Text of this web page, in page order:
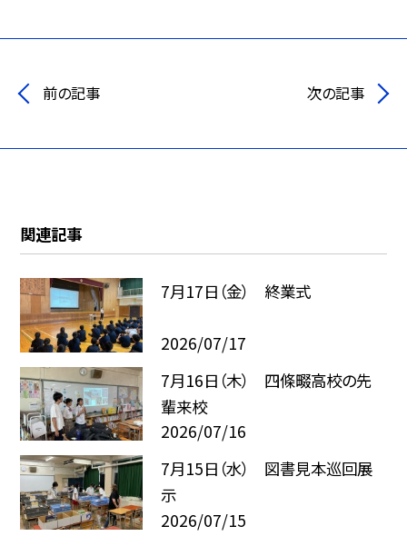
前の記事 次の記事
関連記事
7月17日（金） 終業式
2026/07/17
7月16日（木） 四條畷高校の先
輩来校
2026/07/16
7月15日（水） 図書見本巡回展
示
2026/07/15